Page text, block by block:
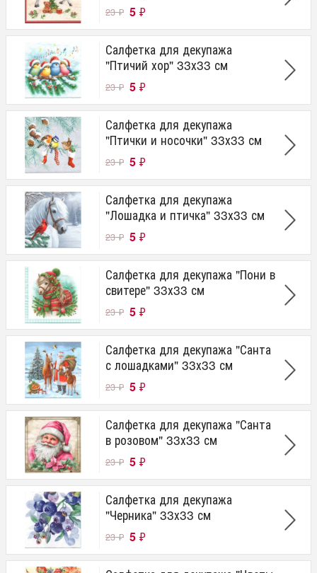
23₽ 5 ₽
Салфетка для декупажа
"Птичий хор" 33х33 см
23₽ 5 ₽
Салфетка для декупажа
"Птички и носочки" 33х33 см
23₽ 5 ₽
Салфетка для декупажа
"Лошадка и птичка" 33х33 см
23₽ 5 ₽
Салфетка для декупажа "Пони в
свитере" 33х33 см
23₽ 5 ₽
Салфетка для декупажа "Санта
с лошадками" 33х33 см
23₽ 5 ₽
Салфетка для декупажа "Санта
в розовом" 33х33 см
23₽ 5 ₽
Салфетка для декупажа
"Черника" 33х33 см
23₽ 5 ₽